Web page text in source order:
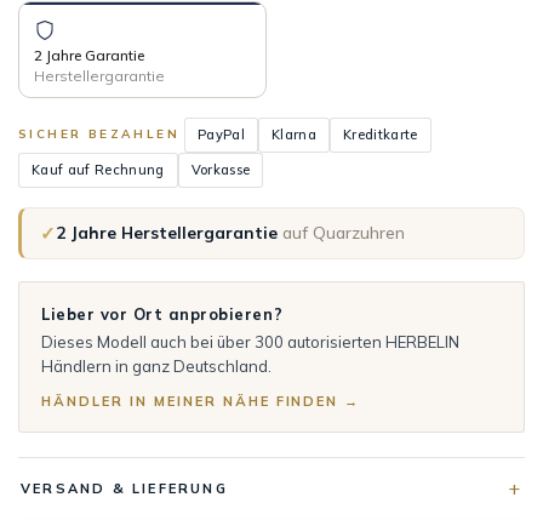
2 Jahre Garantie
Herstellergarantie
SICHER BEZAHLEN PayPal Klarna Kreditkarte
Kauf auf Rechnung Vorkasse
✓2 Jahre Herstellergarantie auf Quarzuhren
Lieber vor Ort anprobieren?
Dieses Modell auch bei über 300 autorisierten HERBELIN
Händlern in ganz Deutschland.
HÄNDLER IN MEINER NÄHE FINDEN →
VERSAND & LIEFERUNG